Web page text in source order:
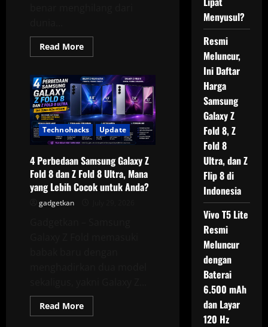
Read MoreRead
more
HP
Android
dengan
Keyboard
Fisik
yang
Masih
Dijual
pada
2026,
Nostalgia
BlackBerry
dengan
Teknologi
Technohacks Update
4 Perbedaan Samsung Galaxy Z
Fold 8 dan Z Fold 8 Ultra, Mana
yang Lebih Cocok untuk Anda?
gadgetkan
Read MoreRead
more
Menyusul?
Resmi
Meluncur,
Ini Daftar
Harga
Samsung
Galaxy Z
Fold 8, Z
Fold 8
Ultra, dan Z
Flip 8 di
Indonesia
Vivo T5 Lite
Resmi
Meluncur
dengan
Baterai
6.500 mAh
dan Layar
120 Hz